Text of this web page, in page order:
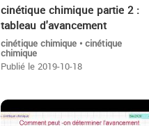
cinétique chimique partie 2 :
tableau d'avancement
cinétique chimique • cinétique
chimique
Publié le 2019-10-18